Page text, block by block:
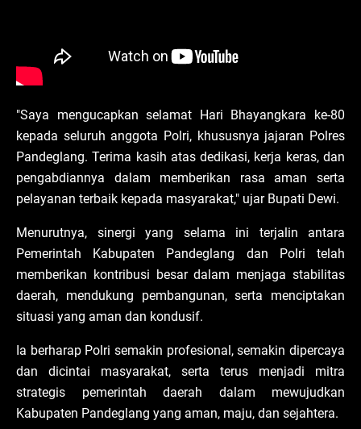
"Saya mengucapkan selamat Hari Bhayangkara ke-80
kepada seluruh anggota Polri, khususnya jajaran Polres
Pandeglang. Terima kasih atas dedikasi, kerja keras, dan
pengabdiannya dalam memberikan rasa aman serta
pelayanan terbaik kepada masyarakat," ujar Bupati Dewi.
Menurutnya, sinergi yang selama ini terjalin antara
Pemerintah Kabupaten Pandeglang dan Polri telah
memberikan kontribusi besar dalam menjaga stabilitas
daerah, mendukung pembangunan, serta menciptakan
situasi yang aman dan kondusif.
Ia berharap Polri semakin profesional, semakin dipercaya
dan dicintai masyarakat, serta terus menjadi mitra
strategis pemerintah daerah dalam mewujudkan
Kabupaten Pandeglang yang aman, maju, dan sejahtera.